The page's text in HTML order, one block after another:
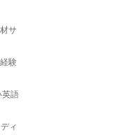
サ
験
英語
ィ